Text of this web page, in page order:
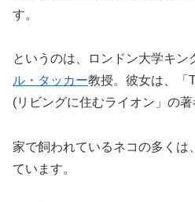
す。
というのは、ロンドン大学キン
ル・タッカー教授。彼女は、「
(リビングに住むライオン」の著
家で飼われているネコの多くは
ています。